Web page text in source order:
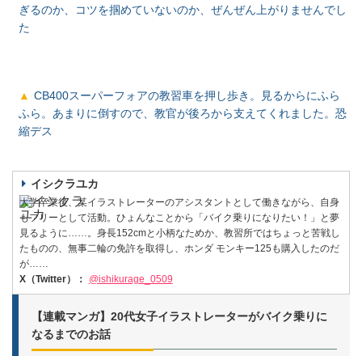
ぎるのか、コツを掴めていないのか、ぜんぜん上がりませんでし
た
CB400スーパーフォアの教習車を押し歩き。見るからにふら
ふら。あまりに倒すので、教官が後ろから支えてくれました。恐
縮デス
イシクラユカ
大学卒業後、某イラストレーターのアシスタントとして働きながら、自身
もフリーとして活動。ひょんなことから「バイク乗りになりたい！」と夢
見るように……。身長152cmと小柄なためか、教習所ではちょっと苦戦し
たものの、無事二輪の免許を取得し、ホンダ モンキー125も購入したのだ
が……
X（Twitter）：
@ishikurage_0509
【連載マンガ】20代女子イラストレーターがバイク乗りに
なるまでのお話